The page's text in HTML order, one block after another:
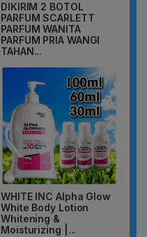
DIKIRIM 2 BOTOL
PARFUM SCARLETT
PARFUM WANITA
PARFUM PRIA WANGI
TAHAN...
WHITE INC Alpha Glow
White Body Lotion
Whitening &
Moisturizing |...